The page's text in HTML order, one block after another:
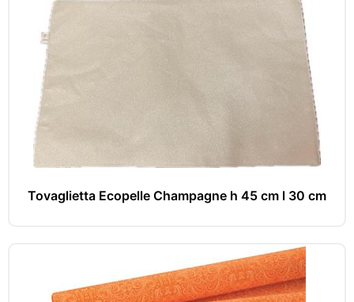
Tovaglietta Ecopelle Champagne h 45 cm l 30 cm